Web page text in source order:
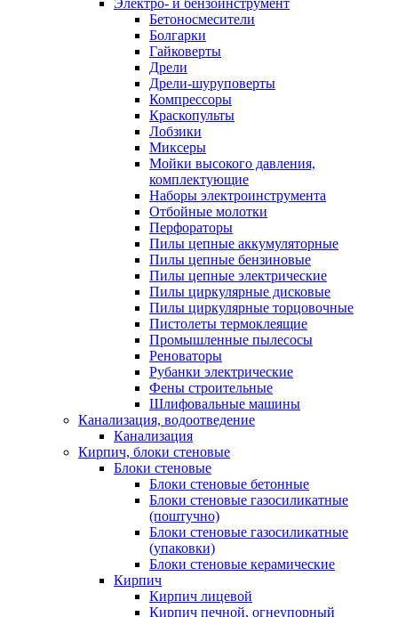
Электро- и бензоинструмент
Бетоносмесители
Болгарки
Гайковерты
Дрели
Дрели-шуруповерты
Компрессоры
Краскопульты
Лобзики
Миксеры
Мойки высокого давления,
комплектующие
Наборы электроинструмента
Отбойные молотки
Перфораторы
Пилы цепные аккумуляторные
Пилы цепные бензиновые
Пилы цепные электрические
Пилы циркулярные дисковые
Пилы циркулярные торцовочные
Пистолеты термоклеящие
Промышленные пылесосы
Реноваторы
Рубанки электрические
Фены строительные
Шлифовальные машины
Канализация, водоотведение
Канализация
Кирпич, блоки стеновые
Блоки стеновые
Блоки стеновые бетонные
Блоки стеновые газосиликатные
(поштучно)
Блоки стеновые газосиликатные
(упаковки)
Блоки стеновые керамические
Кирпич
Кирпич лицевой
Кирпич печной, огнеупорный